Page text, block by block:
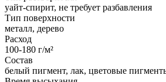
уайт-спирит, не требует разбавления
Тип поверхности
металл, дерево
Расход
100-180 г/м²
Состав
белый пигмент, лак, цветовые